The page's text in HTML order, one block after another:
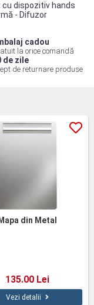
cu dispozitiv hands
- Difuzor
cadou
la orice comandă
de zile
de returnare produse
Mapa din Metal
135.00 Lei
Vezi detalii